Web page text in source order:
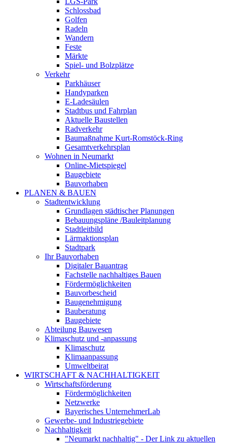
Schlossbad
Golfen
Radeln
Wandern
Feste
Märkte
Spiel- und Bolzplätze
Verkehr
Parkhäuser
Handyparken
E-Ladesäulen
Stadtbus und Fahrplan
Aktuelle Baustellen
Radverkehr
Baumaßnahme Kurt-Romstöck-Ring
Gesamtverkehrsplan
Wohnen in Neumarkt
Online-Mietspiegel
Baugebiete
Bauvorhaben
PLANEN & BAUEN
Stadtentwicklung
Grundlagen städtischer Planungen
Bebauungspläne /Bauleitplanung
Stadtleitbild
Lärmaktionsplan
Stadtpark
Ihr Bauvorhaben
Digitaler Bauantrag
Fachstelle nachhaltiges Bauen
Fördermöglichkeiten
Bauvorbescheid
Baugenehmigung
Bauberatung
Baugebiete
Abteilung Bauwesen
Klimaschutz und -anpassung
Klimaschutz
Klimaanpassung
Umweltbeirat
WIRTSCHAFT & NACHHALTIGKEIT
Wirtschaftsförderung
Fördermöglichkeiten
Netzwerke
Bayerisches UnternehmerLab
Gewerbe- und Industriegebiete
Nachhaltigkeit
"Neumarkt nachhaltig" - Der Link zu aktuellen